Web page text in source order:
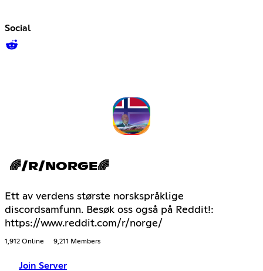
Social
🌈/R/NORGE🌈
Ett av verdens største norskspråklige
discordsamfunn. Besøk oss også på Reddit!:
https://www.reddit.com/r/norge/
1,912 Online 9,211 Members
Join Server